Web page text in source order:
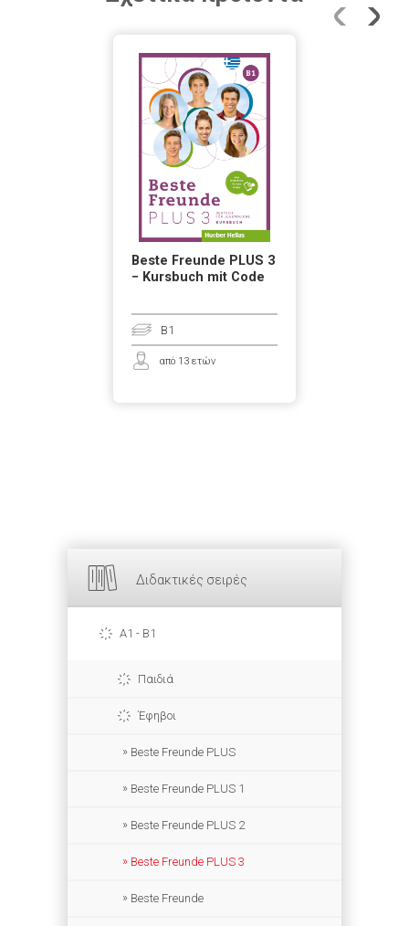
Διδακτικές σειρές
A1 - B1
Παιδιά
Έφηβοι
Beste Freunde PLUS
Beste Freunde PLUS 1
Beste Freunde PLUS 2
Beste Freunde PLUS 3
Beste Freunde
Beste Freunde PLUS 3
− Kursbuch mit Code
B1
από 13 ετών